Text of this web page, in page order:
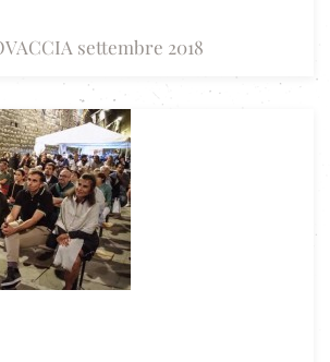
settembre 2018